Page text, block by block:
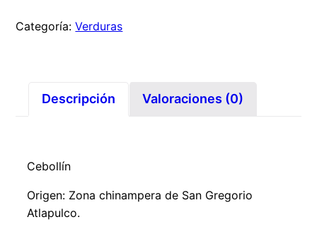
Categoría:Verduras
Descripción Valoraciones (0)
Cebollín
Origen: Zona chinampera de San Gregorio
Atlapulco.